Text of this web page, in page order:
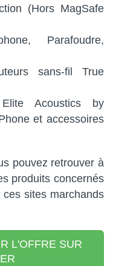
(Hors MagSafe
Parafoudre,
sans-fil True
Acoustics by
et accessoires
pouvez retrouver à
produits concernés
sites marchands
L'OFFRE SUR